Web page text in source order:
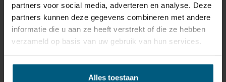
partners voor social media, adverteren en analyse. Deze
partners kunnen deze gegevens combineren met andere
informatie die u aan ze heeft verstrekt of die ze hebben
verzameld op basis van uw gebruik van hun services.
Alles toestaan